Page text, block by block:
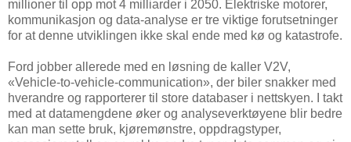
millioner til opp mot 4 milliarder i 2050. Elektriske motorer,
kommunikasjon og data-analyse er tre viktige forutsetninger
for at denne utviklingen ikke skal ende med kø og katastrofe.
Ford jobber allerede med en løsning de kaller V2V,
«Vehicle-to-vehicle-communication», der biler snakker med
hverandre og rapporterer til store databaser i nettskyen. I takt
med at datamengdene øker og analyseverktøyene blir bedre
kan man sette bruk, kjøremønstre, oppdragstyper,